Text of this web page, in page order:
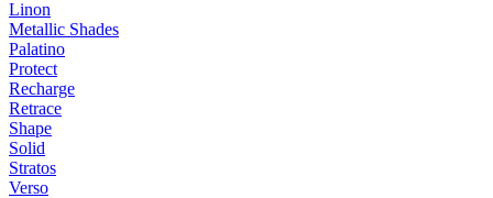
Linon
Metallic Shades
Palatino
Protect
Recharge
Retrace
Shape
Solid
Stratos
Verso